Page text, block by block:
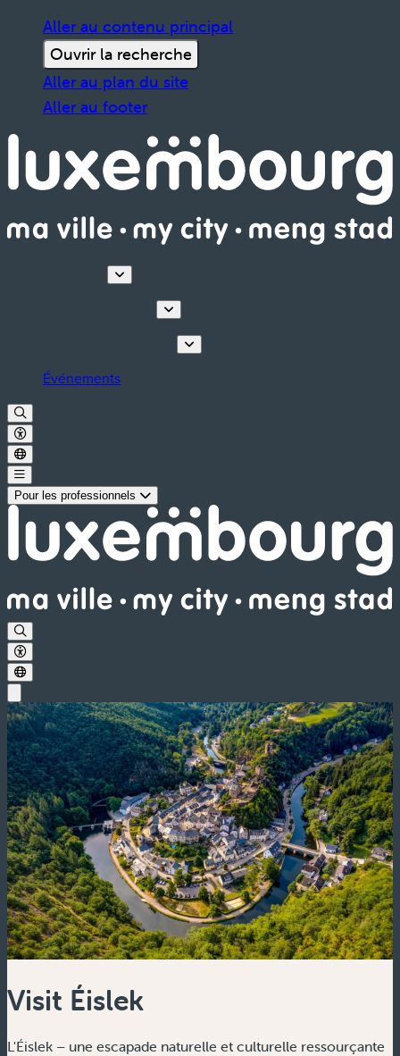
Aller au contenu principal
Ouvrir la recherche
Aller au plan du site
Aller au footer
Événements
Pour les professionnels
Visit Éislek
L'Éislek – une escapade naturelle et culturelle ressourçante